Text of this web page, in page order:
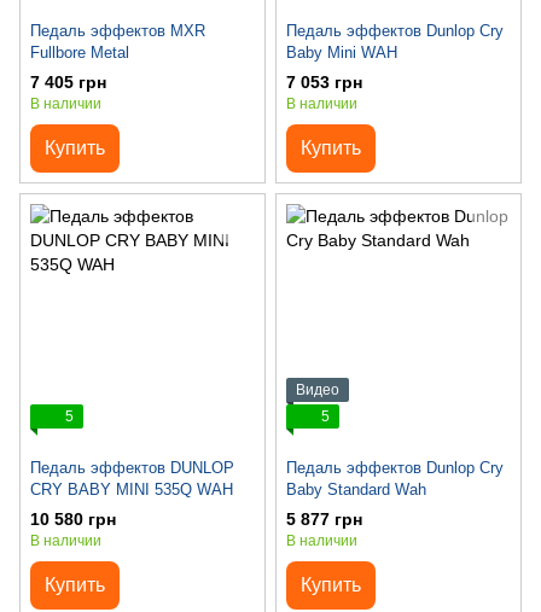
Педаль эффектов MXR
Fullbore Metal
7 405 грн
В наличии
Купить
Педаль эффектов Dunlop Cry
Baby Mini WAH
7 053 грн
В наличии
Купить
5
Педаль эффектов DUNLOP
CRY BABY MINI 535Q WAH
10 580 грн
В наличии
Купить
Видео
5
Педаль эффектов Dunlop Cry
Baby Standard Wah
5 877 грн
В наличии
Купить